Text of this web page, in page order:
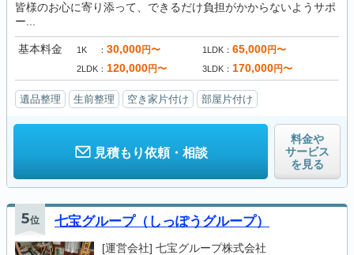
皆様のお心に寄り添って、できるだけ負担がかからないようサポ
ー...
基本料金 1K 30,000円〜 1LDK 65,000円〜
2LDK 120,000円〜 3LDK 170,000円〜
遺品整理 生前整理 空き家片付け 部屋片付け
見積もり依頼・相談
料金や
サービス
を見る
5位 七宝グループ（しっぽうグループ）
[運営会社] 七宝グループ株式会社